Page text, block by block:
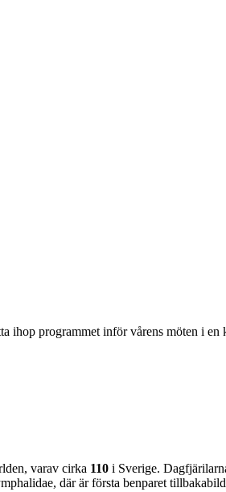
programmet inför vårens möten i
varav cirka 110 i Sverige.
där är första benparet